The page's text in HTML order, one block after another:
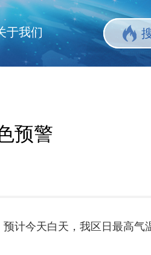
于我们
预警
计今天白天，我区日最高气